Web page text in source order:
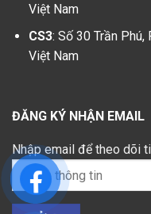
Việt Nam
CS3: Số 30 Trần
Việt Nam
ĐĂNG KÝ NHẬN EMAIL
Nhập email để theo dõi